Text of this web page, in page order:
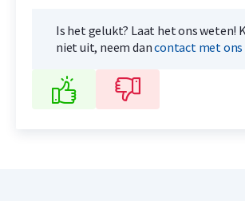
Is het gelukt? Laat het ons weten!
niet uit, neem dancontact met ons